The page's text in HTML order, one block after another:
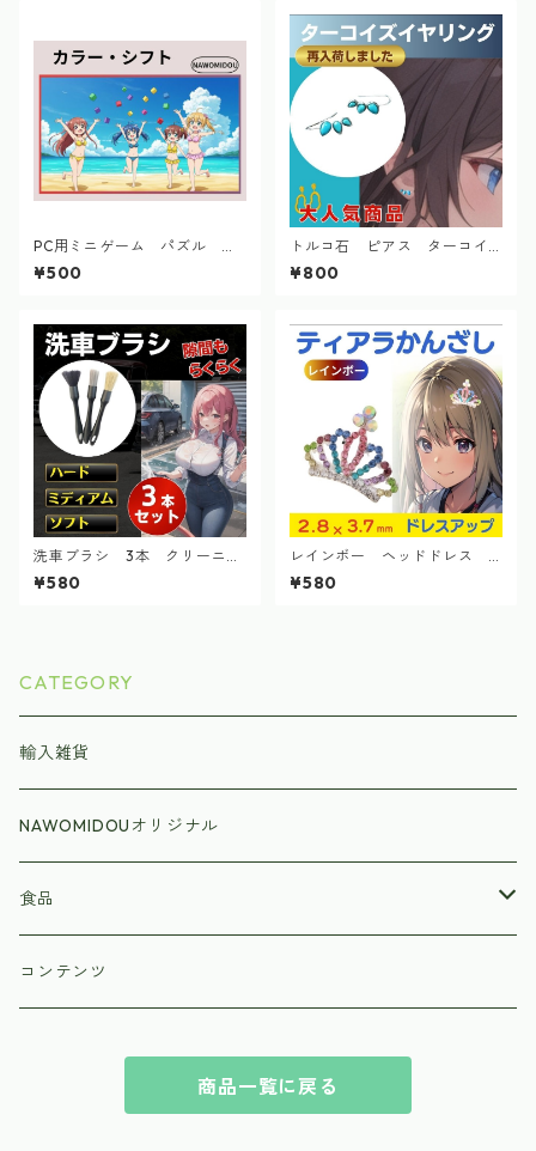
PC用ミニゲーム パズル カ
ラー・シフト
¥500
トルコ石 ピアス ターコイ
ズ 青 宝石 アクセサリー
祝賀会 パーティー 記念
¥800
洗車ブラシ 3本 クリーニン
グ 筆 バイク ホイール ディテ
ール カー用品
¥580
レインボー ヘッドドレス
髪飾り 子供 ミニティアラ 七
五三 パーティー
¥580
CATEGORY
輸入雑貨
NAWOMIDOUオリジナル
食品
ラーメン
コンテンツ
商品一覧に戻る